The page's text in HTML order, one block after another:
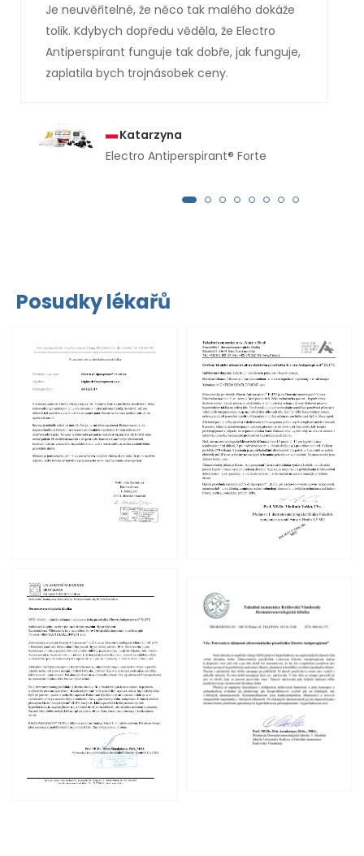
Je neuvěřitelné, že něco tak malého dokáže
tolik. Kdybych dopředu věděla, že Electro
Antiperspirant funguje tak dobře, jak funguje,
zaplatila bych trojnásobek ceny.
Katarzyna
Electro Antiperspirant® Forte
Posudky lékařů